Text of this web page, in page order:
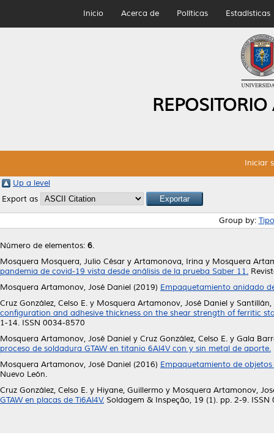
Inicio Acerca de Políticas Estadísticas
Iniciar
Up a level
Export as
Group by:
Número de elementos: 6.
Mosquera Mosquera, Julio César y Artamonova, Irina y Mosquera
pandemia de covid-19 vista desde análisis de la prueba Saber 11.
Mosquera Artamonov, José Daniel (2019) Empaquetamiento anidado
Cruz González, Celso E. y Mosquera Artamonov, José Daniel y Santillán,
configuration and adhesive thickness on the shear strength of ferritic
1-14. ISSN 0034-8570
Mosquera Artamonov, José Daniel y Cruz González, Celso E. y Gala
proceso de soldadura GTAW en titanio 6Al4V con y sin metal de aporte.
Mosquera Artamonov, José Daniel (2016) Empaquetamiento de
Nuevo León.
Cruz González, Celso E. y Hiyane, Guillermo y Mosquera Artamonov,
GTAW en placas de Ti6Al4V. Soldagem & Inspeção, 19 (1). pp. 2-9.